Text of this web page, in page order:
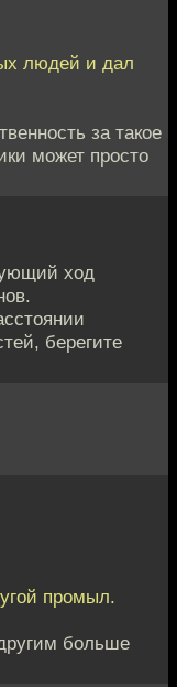
людей и дал
за такое
может просто
ход
берегите
промыл.
больше